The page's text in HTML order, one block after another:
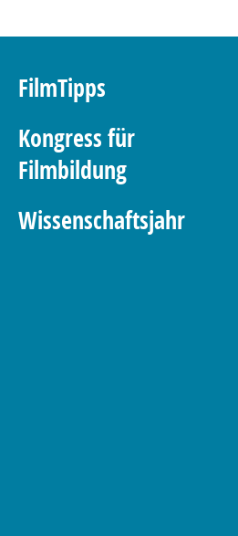
FilmTipps
Kongress für
Filmbildung
Wissenschaftsjahr